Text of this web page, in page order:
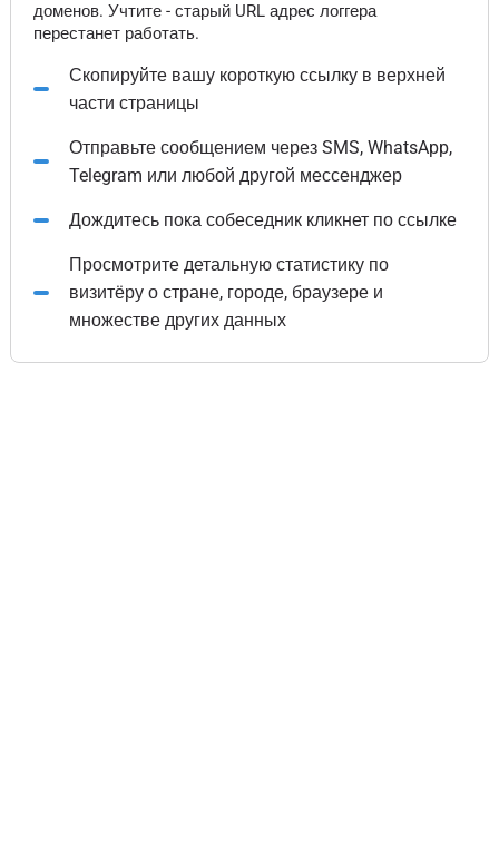
доменов. Учтите - старый URL адрес логгера
перестанет работать.
Скопируйте вашу короткую ссылку в верхней
части страницы
Отправьте сообщением через SMS, WhatsApp,
Telegram или любой другой мессенджер
Дождитесь пока собеседник кликнет по ссылке
Просмотрите детальную статистику по
визитёру о стране, городе, браузере и
множестве других данных